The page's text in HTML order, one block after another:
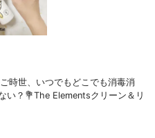
時世、いつでもどこでも消毒消
い？⁡⁡💐The Elementsクリーン＆リ